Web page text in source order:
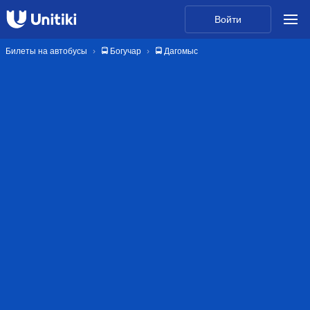
Войти
Билеты на автобусы 🚍 Богучар 🚍 Дагомыс